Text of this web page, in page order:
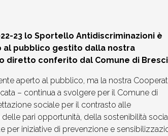
23 lo Sportello Antidiscriminazioni è
al pubblico gestito dalla nostra
diretto conferito dal Comune di
aperto al pubblico, ma la nostra
– continua a svolgere per il Comune di
sociale per il contrasto alle
pari opportunità, della sostenibilità
per iniziative di prevenzione e